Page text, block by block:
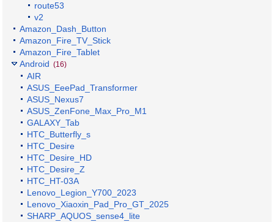
route53
v2
Amazon_Dash_Button
Amazon_Fire_TV_Stick
Amazon_Fire_Tablet
Android (16)
AIR
ASUS_EeePad_Transformer
ASUS_Nexus7
ASUS_ZenFone_Max_Pro_M1
GALAXY_Tab
HTC_Butterfly_s
HTC_Desire
HTC_Desire_HD
HTC_Desire_Z
HTC_HT-03A
Lenovo_Legion_Y700_2023
Lenovo_Xiaoxin_Pad_Pro_GT_2025
SHARP_AQUOS_sense4_lite